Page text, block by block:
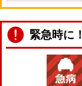
緊急時に！